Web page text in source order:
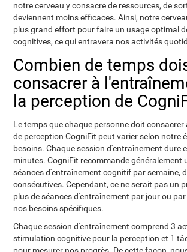
notre cerveau y consacre de ressources, de
deviennent moins efficaces. Ainsi, notre
plus grand effort pour faire un usage optimal
cognitives, ce qui entravera nos activités
Combien de temps
consacrer à
la perception de
Le temps que chaque personne doit consacrer
de perception CogniFit peut varier selon notre
besoins. Chaque session d'entraînement dure
minutes. CogniFit recommande généralement
séances d'entraînement cognitif par semaine,
consécutives. Cependant, ce ne serait pas un
plus de séances d'entraînement par jour ou
nos besoins spécifiques.
Chaque session d'entraînement comprend 3
stimulation cognitive pour la perception et 1